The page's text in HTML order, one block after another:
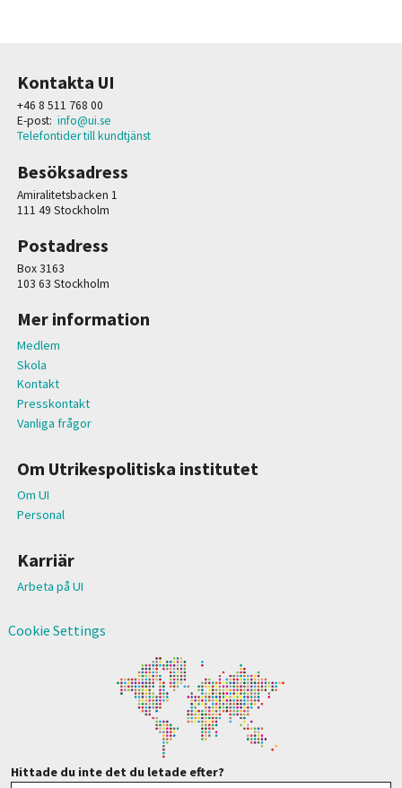
Kontakta UI
+46 8 511 768 00
E-post: info@ui.se
Telefontider till kundtjänst
Besöksadress
Amiralitetsbacken 1
111 49 Stockholm
Postadress
Box 3163
103 63 Stockholm
Mer information
Medlem
Skola
Kontakt
Presskontakt
Vanliga frågor
Om Utrikespolitiska institutet
Om UI
Personal
Karriär
Arbeta på UI
Cookie Settings
Hittade du inte det du letade efter?